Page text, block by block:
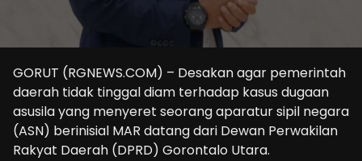
GORUT (RGNEWS.COM) – Desakan agar pemerintah
daerah tidak tinggal diam terhadap kasus dugaan
asusila yang menyeret seorang aparatur sipil negara
(ASN) berinisial MAR datang dari Dewan Perwakilan
Rakyat Daerah (DPRD) Gorontalo Utara.